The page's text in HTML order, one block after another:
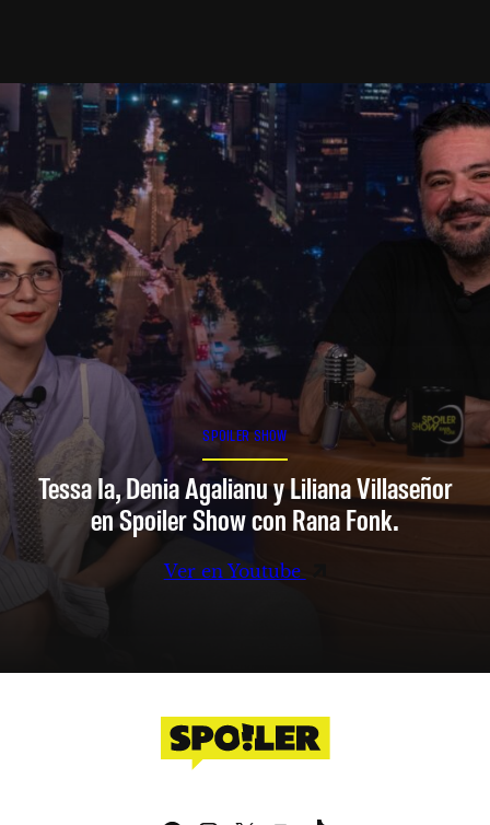
SPOILER SHOW
Tessa Ia, Denia Agalianu y Liliana Villaseñor
en Spoiler Show con Rana Fonk.
Ver en Youtube
Facebook
Instagram
X YouTube